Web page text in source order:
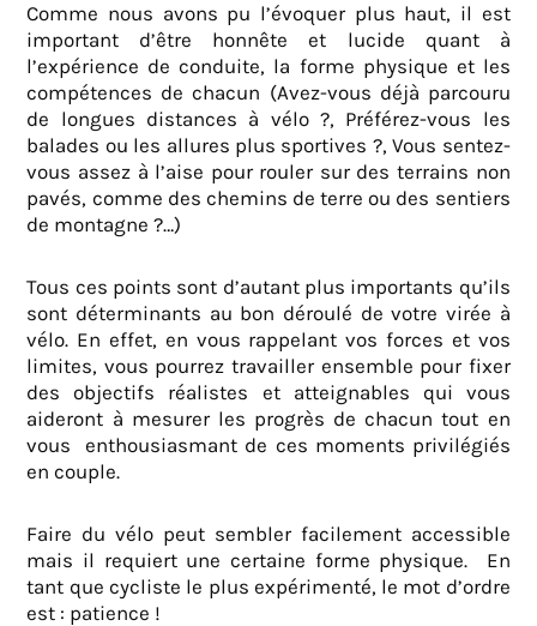
Comme nous avons pu l’évoquer plus haut, il est
important d’être honnête et lucide quant à
l’expérience de conduite, la forme physique et les
compétences de chacun (Avez-vous déjà parcouru
de longues distances à vélo ?, Préférez-vous les
balades ou les allures plus sportives ?, Vous sentez-
vous assez à l’aise pour rouler sur des terrains non
pavés, comme des chemins de terre ou des sentiers
de montagne ?…)
Tous ces points sont d’autant plus importants qu’ils
sont déterminants au bon déroulé de votre virée à
vélo. En effet, en vous rappelant vos forces et vos
limites, vous pourrez travailler ensemble pour fixer
des objectifs réalistes et atteignables qui vous
aideront à mesurer les progrès de chacun tout en
vous enthousiasmant de ces moments privilégiés
en couple.
Faire du vélo peut sembler facilement accessible
mais il requiert une certaine forme physique. En
tant que cycliste le plus expérimenté, le mot d’ordre
est : patience !